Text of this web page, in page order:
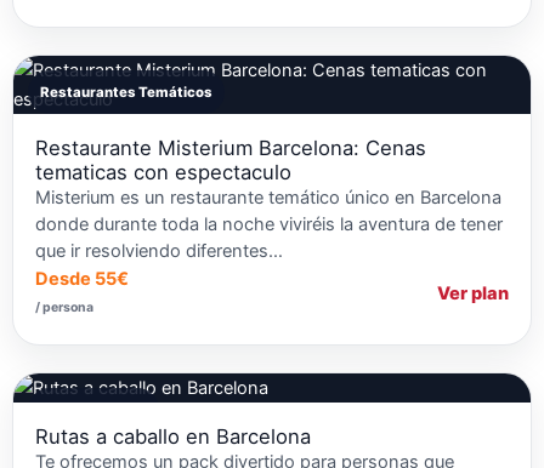
Restaurantes Temáticos
Restaurante Misterium Barcelona: Cenas
tematicas con espectaculo
Misterium es un restaurante temático único en Barcelona
donde durante toda la noche viviréis la aventura de tener
que ir resolviendo diferentes…
Desde 55€
/ persona
Ver plan
Rutas a caballo en Barcelona
Te ofrecemos un pack divertido para personas que